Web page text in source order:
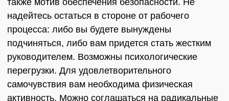
также мотив обеспечения безопасности. Не
надейтесь остаться в стороне от рабочего
процесса: либо вы будете вынуждены
подчиняться, либо вам придется стать жестким
руководителем. Возможны психологические
перегрузки. Для удовлетворительного
самочувствия вам необходима физическая
активность. Можно соглашаться на радикальные